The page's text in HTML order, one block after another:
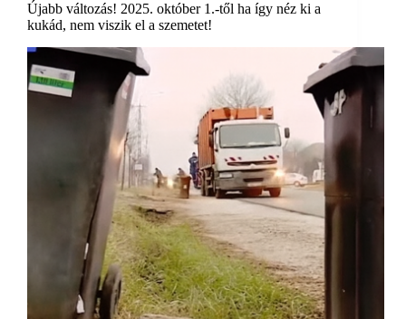
Újabb változás! 2025. október 1.-től ha így néz ki a
kukád, nem viszik el a szemetet!